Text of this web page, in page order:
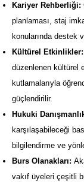
Kariyer Rehberliği:
planlaması, staj
konularında destek
Kültürel Etkinlikler:
düzenlenen kültürel
kutlamalarıyla
güçlendirilir.
Hukuki
karşılaşabileceği
bilgilendirme ve
Burs Olanakları:
vakıf üyeleri çeşitli